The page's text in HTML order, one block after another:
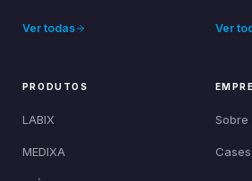
Ver todas Ver
PRODUTOS
LABIX
MEDIXA
Sobre